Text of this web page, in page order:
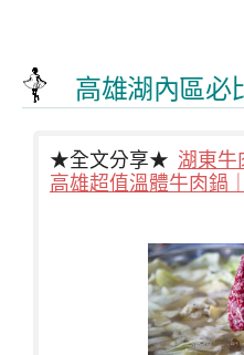
高雄湖內區必
★全文分享★ 湖東牛
高雄超值溫體牛肉鍋